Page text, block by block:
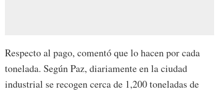
Respecto al pago, comentó que lo hacen por cada
tonelada. Según Paz, diariamente en la ciudad
industrial se recogen cerca de 1,200 toneladas de